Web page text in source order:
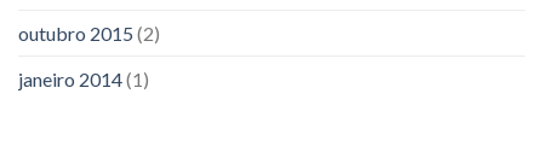
outubro 2015 (2)
janeiro 2014(1)